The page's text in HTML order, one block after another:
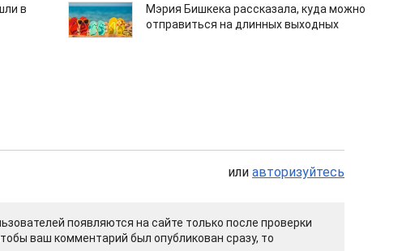
в
Мэрия Бишкека рассказала, куда можно
отправиться на длинных выходных
или авторизуйтесь
появляются на сайте только после проверки
ваш комментарий был опубликован сразу, то